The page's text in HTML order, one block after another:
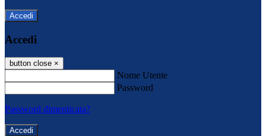
Accedi
Accedi
button close ×
Nome Utente
Password
Password dimenticata?